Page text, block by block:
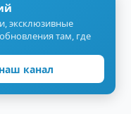
эксклюзивные
там, где
канал